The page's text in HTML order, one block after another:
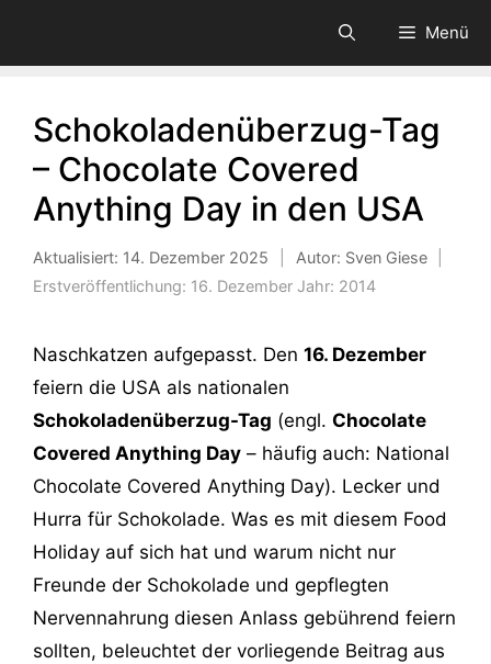
Menü
Schokoladenüberzug-Tag
– Chocolate Covered
Anything Day in den USA
Aktualisiert: 14. Dezember 2025 Autor: Sven Giese
Erstveröffentlichung: 16. Dezember Jahr: 2014
Naschkatzen aufgepasst. Den 16. Dezember
feiern die USA als nationalen
Schokoladenüberzug-Tag (engl. Chocolate
Covered Anything Day – häufig auch: National
‬Chocolate Covered Anything Day). Lecker und
Hurra für Schokolade. Was es mit diesem Food
Holiday auf sich hat und warum nicht nur
Freunde der Schokolade und gepflegten
Nervennahrung diesen Anlass gebührend feiern
sollten, beleuchtet der vorliegende Beitrag aus